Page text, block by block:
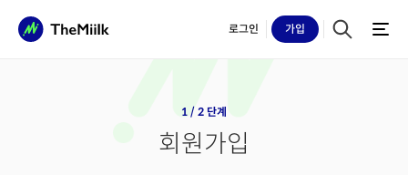
로그인 가입
1 / 2 단계
회원가입